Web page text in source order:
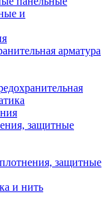
и
арматура
защитные
защитные
и нить